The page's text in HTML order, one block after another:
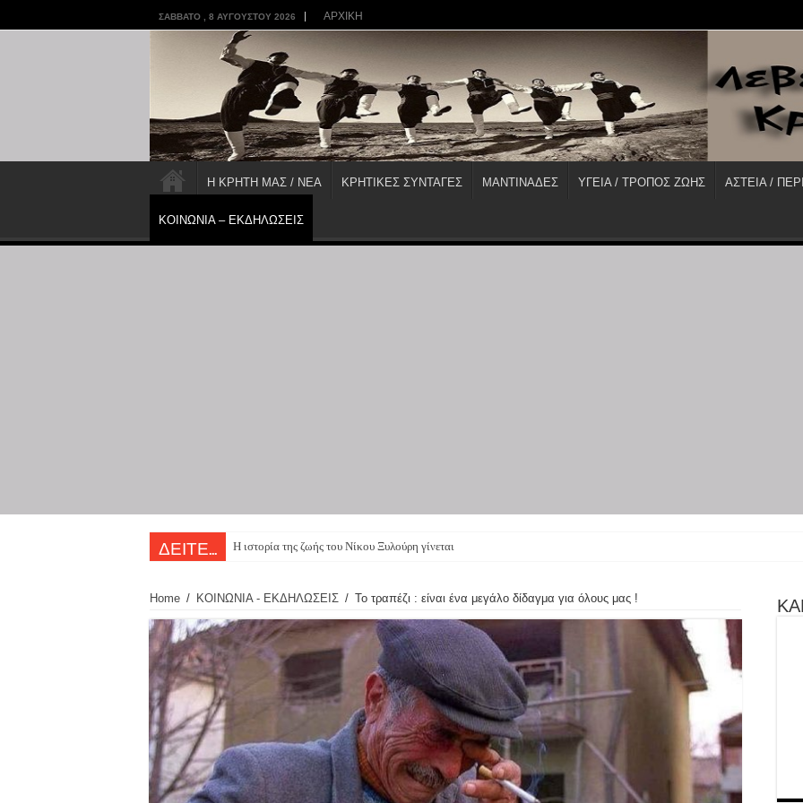
ΣΆΒΒΑΤΟ , 8 ΑΥΓΟΎΣΤΟΥ 2026 ΑΡΧΙΚΗ
Η ΚΡΗΤΗ ΜΑΣ / ΝΕΑ ΚΡΗΤΙΚΕΣ ΣΥΝΤΑΓΕΣ ΜΑΝΤΙΝΑΔΕΣ ΥΓΕΙΑ / ΤΡΟΠΟΣ ΖΩΗΣ ΑΣΤΕΙΑ /
ΚΟΙΝΩΝΙΑ – ΕΚΔΗΛΩΣΕΙΣ
ΔΕΙΤΕ... Η ιστορία της ζωής του Νίκου Ξυλούρη γίνεται θεατρική παράσ
Home / ΚΟΙΝΩΝΙΑ - ΕΚΔΗΛΩΣΕΙΣ / Το τραπέζι : είναι ένα μεγάλο δίδαγμα για όλους μας !